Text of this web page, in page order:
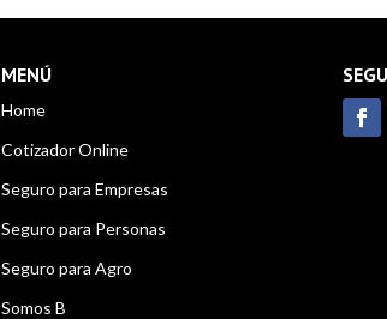
MENÚ
Home
Cotizador Online
Seguro para Empresas
Seguro para Personas
Seguro para Agro
Somos B